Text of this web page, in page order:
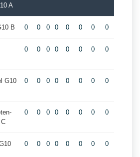
A
B 0 0 0 0 0 0 0 0
0 0 0 0 0 0 0 0
G10
0 0 0 0 0 0 0 0
0 0 0 0 0 0 0 0
0 0 0 0 0 0 0 0